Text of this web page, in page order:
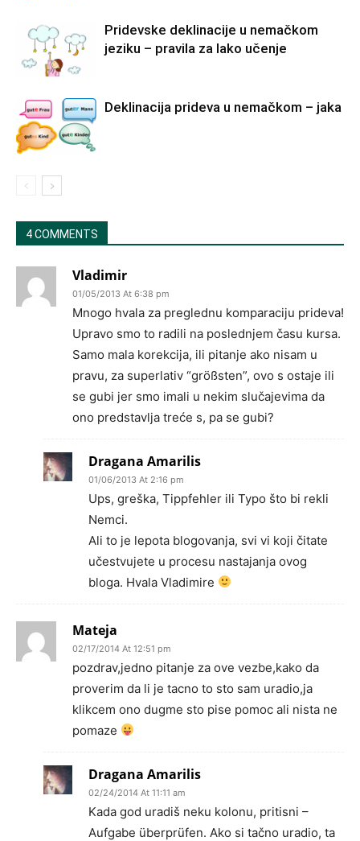
Pridevske deklinacije u nemačkom
jeziku – pravila za lako učenje
Deklinacija prideva u nemačkom – jaka
4 COMMENTS
Vladimir
01/05/2013 At 6:38 pm
Mnogo hvala za preglednu komparaciju prideva!
Upravo smo to radili na poslednjem času kursa.
Samo mala korekcija, ili pitanje ako nisam u
pravu, za superlativ “größsten”, ovo s ostaje ili
se gubi jer smo imali u nekim slučajevima da
ono predstavlja treće s, pa se gubi?
Dragana Amarilis
01/06/2013 At 2:16 pm
Ups, greška, Tippfehler ili Typo što bi rekli
Nemci.
Ali to je lepota blogovanja, svi vi koji čitate
učestvujete u procesu nastajanja ovog
bloga. Hvala Vladimire
Mateja
02/17/2014 At 12:51 pm
pozdrav,jedno pitanje za ove vezbe,kako da
proverim da li je tacno to sto sam uradio,ja
klikcem ono dugme sto pise pomoc ali nista ne
pomaze
Dragana Amarilis
02/24/2014 At 11:11 am
Kada god uradiš neku kolonu, pritisni –
Aufgabe überprüfen. Ako si tačno uradio, ta